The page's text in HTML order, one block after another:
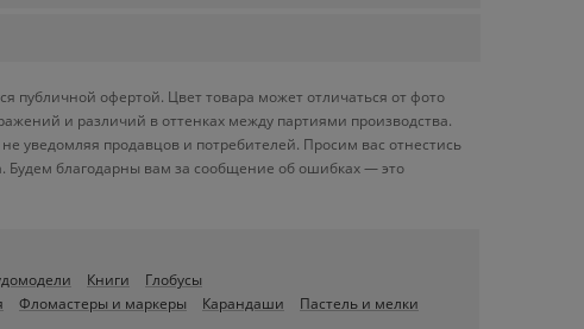
публичной офертой. Цвет товара может отличаться от фото
и различий в оттенках между партиями производства.
уведомляя продавцов и потребителей. Просим вас отнестись
благодарны вам за сообщение об ошибках — это
Книги
Глобусы
Фломастеры и маркеры Карандаши
Пастель и мелки